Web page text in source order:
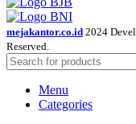
mejakantor.co.id 2024
Reserved.
Menu
Categories